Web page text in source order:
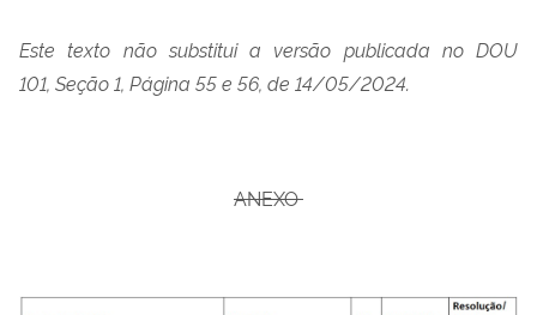
Este texto não substitui a versão publicada no DOU
101, Seção 1, Página 55 e 56, de 14/05/2024.
ANEXO